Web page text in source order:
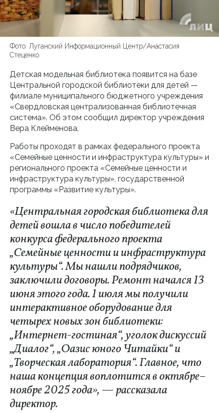
Фото: Луганский Информационный Центр/Анастасия
Стеценко
Детская модельная библиотека появится на базе
Центральной городской библиотеки для детей —
филиале муниципального бюджетного учреждения
«Свердловская централизованная библиотечная
система». Об этом сообщил директор учреждения
Вера Клейменова.
Работы проходят в рамках федерального проекта
«Семейные ценности и инфраструктура культуры» и
регионального проекта «Семейные ценности и
инфраструктура культуры», государственной
программы «Развитие культуры».
«Центральная городская библиотека для
детей вошла в число победителей
конкурса федерального проекта
„Семейные ценности и инфраструктура
культуры“. Мы нашли подрядчиков,
заключили договоры. Ремонт начался 13
июня этого года. 1 июля мы получили
интерактивное оборудование для
четырех новых зон библиотеки:
„Интернет-гостиная“, уголок дискуссий
„Диалог“, „Оазис юного Читайки“ и
„Творческая лаборатория“. Главное, что
наша концепция воплотится в октябре–
ноябре 2025 года», — рассказала
директор.